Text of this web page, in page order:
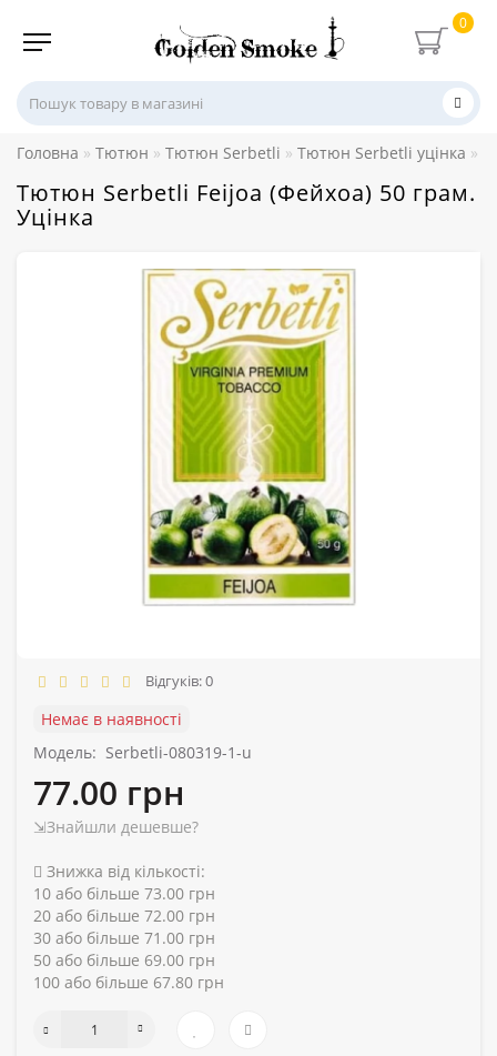
0
Головна Тютюн Тютюн Serbetli Тютюн Serbetli уцінка
Тютюн Serbetli Feijoa (Фейхоа) 50 грам.
Уцінка
Відгуків: 0
Немає в наявності
Модель: Serbetli-080319-1-u
77.00 грн
⇲Знайшли дешевше?
Знижка від кількості:
10 або більше 73.00 грн
20 або більше 72.00 грн
30 або більше 71.00 грн
50 або більше 69.00 грн
100 або більше 67.80 грн